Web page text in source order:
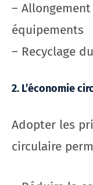
–
équipements
– Recyclage
2. L’économie
Adopter les
circulaire